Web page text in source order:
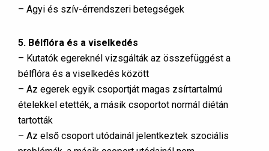
– Agyi és szív-érrendszeri betegségek
5. Bélflóra és a viselkedés
– Kutatók egereknél vizsgálták az összefüggést a
bélflóra és a viselkedés között
– Az egerek egyik csoportját magas zsírtartalmú
ételekkel etették, a másik csoportot normál diétán
tartották
– Az első csoport utódainál jelentkeztek szociális